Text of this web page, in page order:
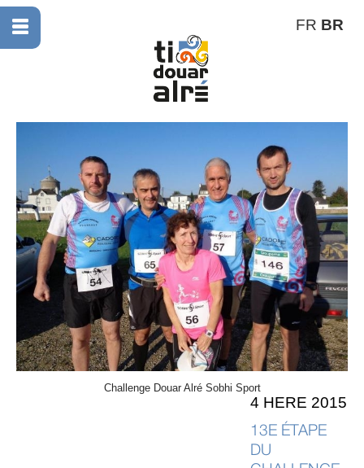
FR BR
Challenge Douar Alré Sobhi Sport
4 HERE 2015
13E ÉTAPE
DU